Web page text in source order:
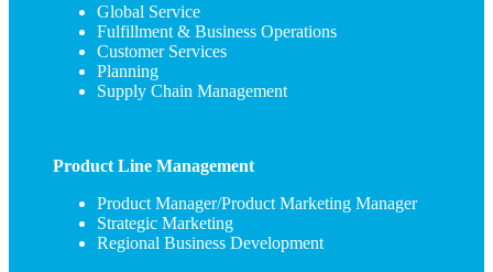
Global Service
Fulfillment & Business Operations
Customer Services
Planning
Supply Chain Management
Product Line Management
Product Manager/Product Marketing Manager
Strategic Marketing
Regional Business Development